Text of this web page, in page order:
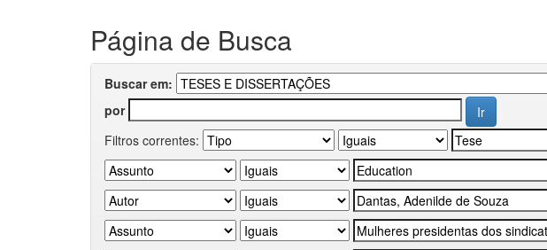
Página de Busca
Buscar em:
por
Filtros correntes: